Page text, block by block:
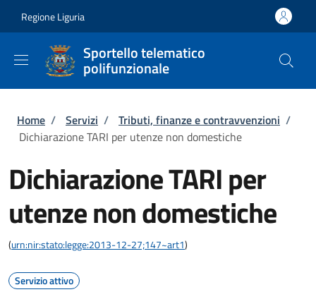
Regione Liguria
Sportello telematico
polifunzionale
Briciole di pane
Home / Servizi / Tributi, finanze e contravvenzioni /
Dichiarazione TARI per utenze non domestiche
Dichiarazione TARI per
utenze non domestiche
(urn:nir:stato:legge:2013-12-27;147~art1)
Servizio attivo